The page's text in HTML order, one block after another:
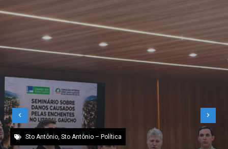
Sto Antônio, Sto Antônio – Política